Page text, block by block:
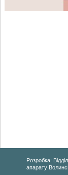
Розробка:
апарату